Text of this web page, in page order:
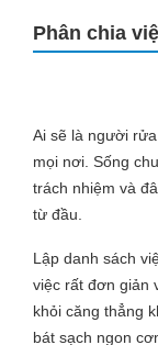
Phân chia
Ai sẽ là người
mọi nơi. Sống
trách nhiệm và
từ đầu.
Lập danh sách
việc rất đơn giản
khỏi căng thẳng
bát sạch ngon